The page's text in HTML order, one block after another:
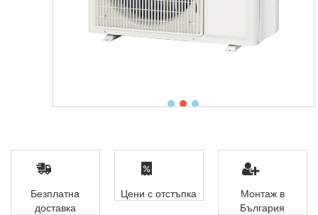
Безплатна
доставка
Цени с отстъпка
Монтаж в
България